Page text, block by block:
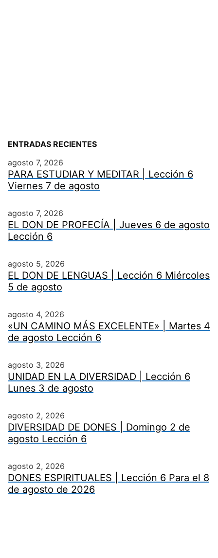
ENTRADAS RECIENTES
agosto 7, 2026
PARA ESTUDIAR Y MEDITAR | Lección 6
Viernes 7 de agosto
agosto 7, 2026
EL DON DE PROFECÍA | Jueves 6 de agosto
Lección 6
agosto 5, 2026
EL DON DE LENGUAS | Lección 6 Miércoles
5 de agosto
agosto 4, 2026
«UN CAMINO MÁS EXCELENTE» | Martes 4
de agosto Lección 6
agosto 3, 2026
UNIDAD EN LA DIVERSIDAD | Lección 6
Lunes 3 de agosto
agosto 2, 2026
DIVERSIDAD DE DONES | Domingo 2 de
agosto Lección 6
agosto 2, 2026
DONES ESPIRITUALES | Lección 6 Para el 8
de agosto de 2026